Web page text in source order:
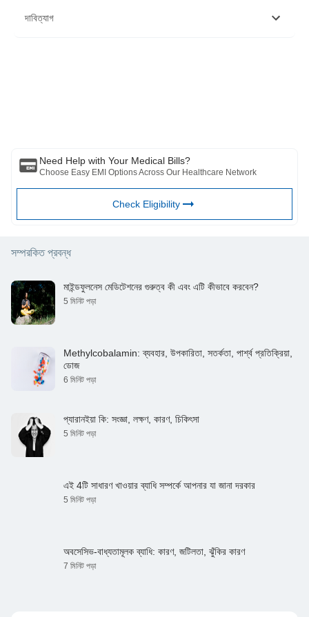
https://medlineplus.gov/genetics/condition/seasonal-affective-
দাবিত্যাগ
Need Help with Your Medical Bills?
Choose Easy EMI Options Across Our Healthcare Network
Check Eligibility
সম্পরকিত প্রবন্ধ
মাইন্ডফুলনেস মেডিটেশনের গুরুত্ব কী এবং এটি কীভাবে করবেন?
5 মিনিট পড়া
Methylcobalamin: ব্যবহার, উপকারিতা, সতর্কতা, পার্শ্ব প্রতিক্রিয়া,
ডোজ
6 মিনিট পড়া
প্যারানইয়া কি: সংজ্ঞা, লক্ষণ, কারণ, চিকিৎসা
5 মিনিট পড়া
এই 4টি সাধারণ খাওয়ার ব্যাধি সম্পর্কে আপনার যা জানা দরকার
5 মিনিট পড়া
অবসেসিভ-বাধ্যতামূলক ব্যাধি: কারণ, জটিলতা, ঝুঁকির কারণ
7 মিনিট পড়া